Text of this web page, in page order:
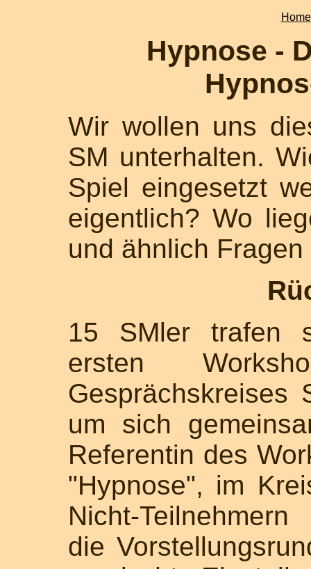
Home
Hypnose -
Wir wollen uns
SM unterhalten.
Spiel eingesetzt
eigentlich? Wo
und ähnlich
15 SMler trafen
ersten
Gesprächskreises
um sich
Referentin des
"Hypnose", im
Nicht-
die